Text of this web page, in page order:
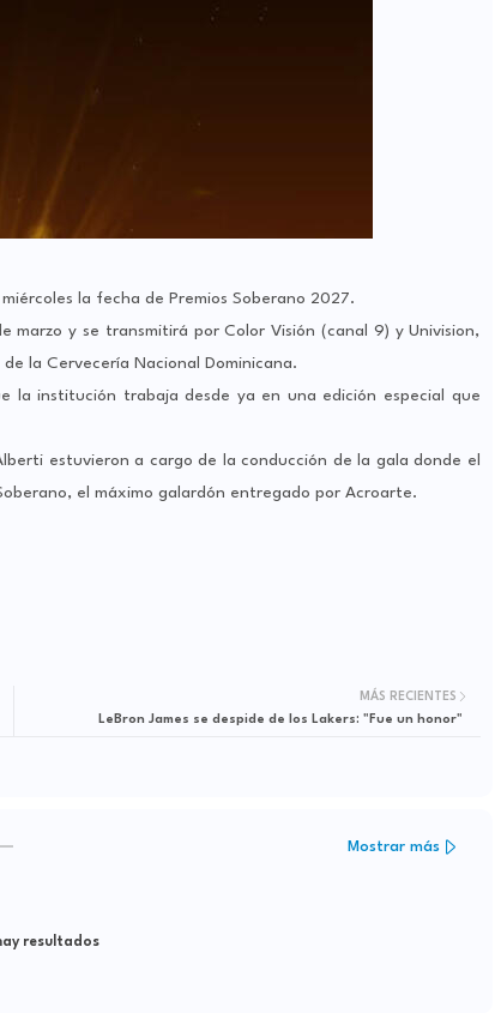
la fecha de Premios Soberano 2027.
marzo y se transmitirá por Color Visión (canal 9) y Univision,
la Cervecería Nacional Dominicana.
la institución trabaja desde ya en una edición especial que
estuvieron a cargo de la conducción de la gala donde el
el máximo galardón entregado por Acroarte.
MÁS RECIENTES
LeBron James se despide de los Lakers: "Fue un honor"
Mostrar más
resultados